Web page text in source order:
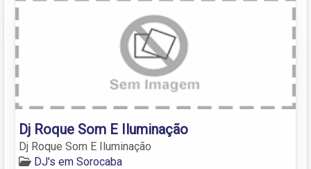
Dj Roque Som E Iluminação
Dj Roque Som E Iluminação
DJ's em Sorocaba